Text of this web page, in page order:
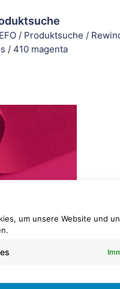
um unsere Website und
/ Produktsuche /
/ 410 magenta
200 cm